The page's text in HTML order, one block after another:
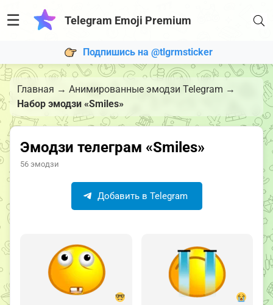
☰ Telegram Emoji Premium
Подпишись на @tlgrmsticker
Главная → Анимированные эмодзи Telegram →
Набор эмодзи «Smiles»
Эмодзи телеграм «Smiles»
56 эмодзи
Добавить в Telegram